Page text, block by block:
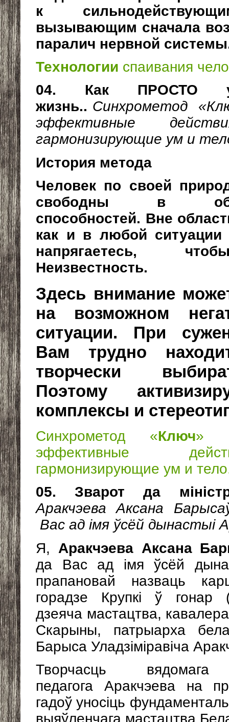
к
вызывающим сначала
паралич нервной
Технологии спаивания
04. Как ПРОСТО
жизнь.. Синхрометод
эффективные
гармонизирующие ум и
История метода
Человек по своей
свободны в
способностей. Вне
как и в любой ситуации
напрягаетесь,
Неизвестность.
Здесь внимание
на возможном
ситуации. При
Вам трудно
творчески
Поэтому
комплексы и
Синхрометод «Ключ» -
эффективные
гармонизирующие ум и
05. Зварот да
Аракчэева Аксана
Вас ад імя ўсёй дынастыі
Я, Аракчэева Аксана
да Вас ад імя ўсёй
прапановай назваць
горадзе Крупкі ў гонар
дзеяча мастацтва,
Скарыны, патрыарха
Барыса Уладзіміравіча
Творчасць вядомага
педагога Аракчэева на
гадоў уносіць
выяўленчага мастацтва